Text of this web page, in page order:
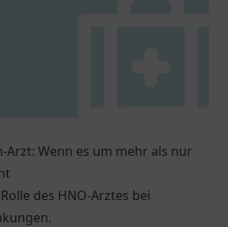
Arzt: Wenn es um mehr als nur
des HNO-Arztes bei